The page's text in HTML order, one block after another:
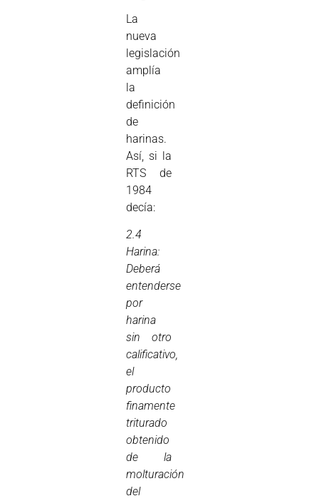
La
nueva
legislación
amplía
la
definición
de
harinas.
Así, si la
RTS de
1984
decía:
2.4
Harina:
Deberá
entenderse
por
harina
sin otro
calificativo,
el
producto
finamente
triturado
obtenido
de la
molturación
del